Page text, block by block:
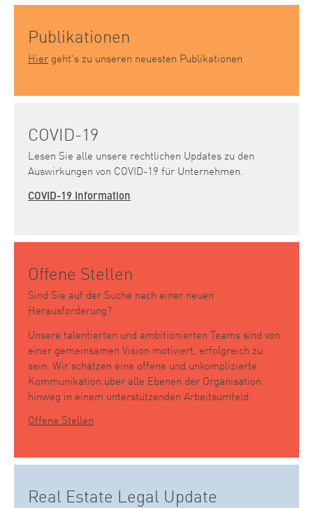
Publikationen
Hier geht’s zu unseren neuesten Publikationen
COVID-19
Lesen Sie alle unsere rechtlichen Updates zu den
Auswirkungen von COVID-19 für Unternehmen.
COVID-19 Information
Offene Stellen
Sind Sie auf der Suche nach einer neuen
Herausforderung?
Unsere talentierten und ambitionierten Teams sind von
einer gemeinsamen Vision motiviert, erfolgreich zu
sein. Wir schätzen eine offene und unkomplizierte
Kommunikation über alle Ebenen der Organisation
hinweg in einem unterstützenden Arbeitsumfeld.
Offene Stellen
Real Estate Legal Update